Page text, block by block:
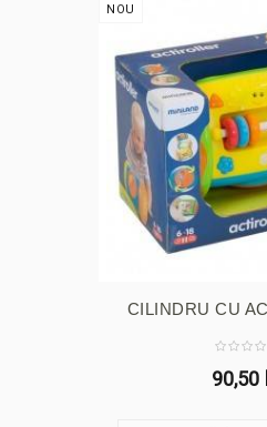
NOU
CILINDRU CU
90,50